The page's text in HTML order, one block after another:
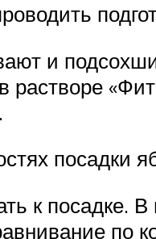
и
растворе
посадки
к
по